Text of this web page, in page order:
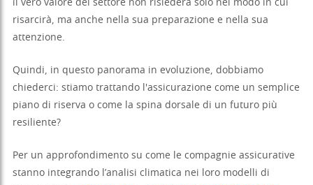
il vero valore del settore non risiederà solo nel modo in cui
risarcirà, ma anche nella sua preparazione e nella sua
attenzione.
Quindi, in questo panorama in evoluzione, dobbiamo
chiederci: stiamo trattando l'assicurazione come un semplice
piano di riserva o come la spina dorsale di un futuro più
resiliente?
Per un approfondimento su come le compagnie assicurative
stanno integrando l’analisi climatica nei loro modelli di